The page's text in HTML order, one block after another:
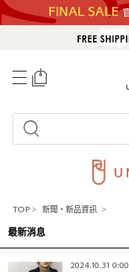
TOP > 新聞・新品資訊 >
最新消息
2024.10.31 0:00